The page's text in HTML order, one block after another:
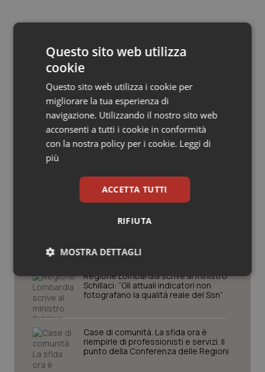
Sangue & coagulazione
Tiroide
Tumore al seno
Tumore ovarico
Tumori del Polmone & Testa Collo
Tumori gastrointestinali
Vaccini
28 Giugno 2021
© Riproduzione riservata
Potrebbe interessarti in
Friuli Venezia Giulia
Settimana della Scienza dello
Regione Lombardia scrive al ministro
Schillaci: “Gli attuali indicatori non
fotografano la qualità reale del Ssn”
Case di comunità. La sfida ora è
riempirle di professionisti e servizi. Il
punto della Conferenza delle Regioni
Questo sito web utilizza
cookie
Questo sito web utilizza i cookie per
migliorare la tua esperienza di
navigazione. Utilizzando il nostro sito web
acconsenti a tutti i cookie in conformità
con la nostra policy per i cookie. Leggi di
più
ACCETTA TUTTI
RIFIUTA
MOSTRA DETTAGLI
Necessari Statistici Marketing